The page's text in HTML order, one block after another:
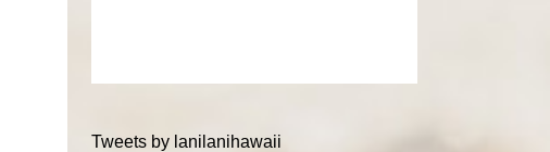
Tweets by lanilanihawaii